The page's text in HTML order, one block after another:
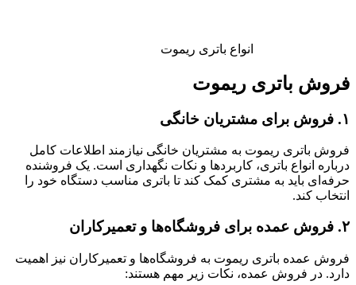
انواع باتری ریموت
فروش باتری ریموت
۱. فروش برای مشتریان خانگی
فروش باتری ریموت به مشتریان خانگی نیازمند اطلاعات کامل
درباره انواع باتری، کاربردها و نکات نگهداری است. یک فروشنده
حرفه‌ای باید به مشتری کمک کند تا باتری مناسب دستگاه خود را
انتخاب کند.
۲. فروش عمده برای فروشگاه‌ها و تعمیرکاران
فروش عمده باتری ریموت به فروشگاه‌ها و تعمیرکاران نیز اهمیت
دارد. در فروش عمده، نکات زیر مهم هستند: